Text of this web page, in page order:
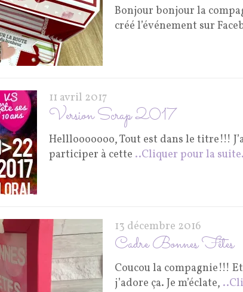
Bonjour bonjour la
créé l’événement sur
11 avril 2017
Version Scrap 2017
Helllooooooo, Tout est dans le titre!!!
participer à cette ..Cliquer pour la
13 décembre 2016
Cadre Bonnes Fêtes
Coucou la compagnie!!!
j’adore ça. Je m’éclate,